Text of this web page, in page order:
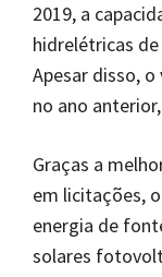
2019, a
hidrelétricas de
Apesar disso,
no ano
Graças a
em licitações,
energia de
solares